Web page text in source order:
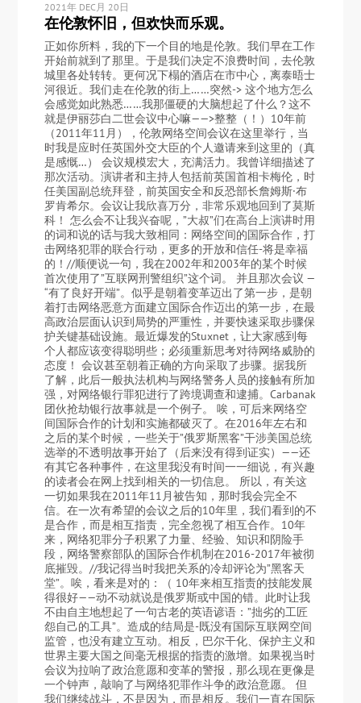
2021年 DEC月 20日
在伦敦怀旧，但欢快而乐观。
正如你所料，我的下一个目的地是伦敦。我们早在工作
开始前就到了那里。于是我们决定不浪费时间，去伦敦
城里各处转转。更何况下榻的酒店在市中心，离泰晤士
河很近。我们走在伦敦的街上……突然-> 这个地方怎么
会感觉如此熟悉……我那僵硬的大脑想起了什么？这不
就是伊丽莎白二世会议中心嘛——>整整（！）10年前
（2011年11月），伦敦网络空间会议在这里举行，当
时我是应时任英国外交大臣的个人邀请来到这里的（真
是感慨…） 会议规模宏大，充满活力。我曾详细描述了
那次活动。演讲者和主持人包括前英国首相卡梅伦，时
任美国副总统拜登，前英国安全和反恐部长詹姆斯·布
罗肯希尔。会议让我欣喜万分，非常乐观地回到了莫斯
科！ 怎么会不让我兴奋呢，”大叔”们在高台上演讲时用
的词和说的话与我大致相同：网络空间的国际合作，打
击网络犯罪的联合行动，更多的开放和信任-将是幸福
的！//顺便说一句，我在2002年和2003年的某个时候
首次使用了”互联网刑警组织”这个词。 并且那次会议 —
“有了良好开端”。似乎是朝着变革迈出了第一步，是朝
着打击网络恶意方面建立国际合作迈出的第一步，在最
高政治层面认识到局势的严重性，并要快速采取步骤保
护关键基础设施。最近爆发的Stuxnet，让大家感到每
个人都应该变得聪明些；必须重新思考对待网络威胁的
态度！ 会议甚至朝着正确的方向采取了步骤。据我所
了解，此后一般执法机构与网络警务人员的接触有所加
强，对网络银行罪犯进行了跨境调查和逮捕。Carbanak
团伙抢劫银行故事就是一个例子。 唉，可后来网络空
间国际合作的计划和实施都破灭了。在2016年左右和
之后的某个时候，一些关于”俄罗斯黑客”干涉美国总统
选举的不透明故事开始了（后来没有得到证实）——还
有其它各种事件，在这里我没有时间一一细说，有兴趣
的读者会在网上找到相关的一切信息。 所以，有关这
一切如果我在2011年11月被告知，那时我会完全不
信。在一次有希望的会议之后的10年里，我们看到的不
是合作，而是相互指责，完全忽视了相互合作。10年
来，网络犯罪分子积累了力量、经验、知识和阴险手
段，网络警察部队的国际合作机制在2016-2017年被彻
底摧毁。//我记得当时我把关系的冷却评论为”黑客天
堂”。唉，看来是对的：（ 10年来相互指责的技能发展
得很好——动不动就说是俄罗斯或中国的错。此时让我
不由自主地想起了一句古老的英语谚语：”拙劣的工匠
怨自己的工具”。造成的结局是-既没有国际互联网空间
监管，也没有建立互动。相反，巴尔干化、保护主义和
世界主要大国之间毫无根据的指责的激增。如果视当时
会议为拉响了政治意愿和变革的警报，那么现在更像是
一个钟声，敲响了与网络犯罪作斗争的政治意愿。 但
我们继续战斗，不是因为，而是相反。我们一直在国际